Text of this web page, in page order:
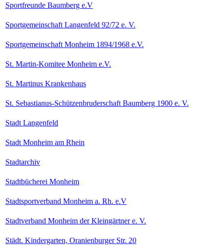
Sportfreunde Baumberg e.V
Sportgemeinschaft Langenfeld 92/72 e. V.
Sportgemeinschaft Monheim 1894/1968 e.V.
St. Martin-Komitee Monheim e.V.
St. Martinus Krankenhaus
St. Sebastianus-Schützenbruderschaft Baumberg 1900 e. V.
Stadt Langenfeld
Stadt Monheim am Rhein
Stadtarchiv
Stadtbücherei Monheim
Stadtsportverband Monheim a. Rh. e.V
Stadtverband Monheim der Kleingärtner e. V.
Städt. Kindergarten, Oranienburger Str. 20